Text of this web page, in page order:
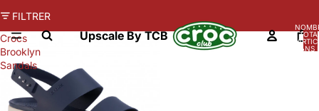
Upscale By TCB
DANS
FILTRER
Crocs
Brooklyn
Sandals